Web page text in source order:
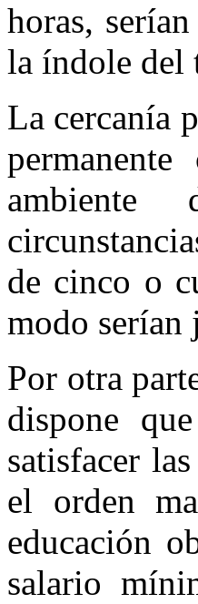
horas,
la índole del
La cercanía
ambiente
de cinco o
modo serían
Por otra
dispone
satisfacer
el orden
educación
salario